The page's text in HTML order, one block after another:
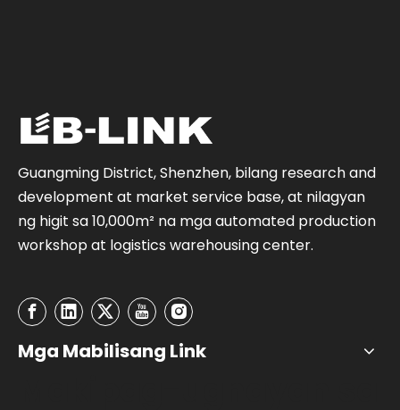
Guangming District, Shenzhen, bilang research and
development at market service base, at nilagyan
ng higit sa 10,000m² na mga automated production
workshop at logistics warehousing center.
Mga Mabilisang Link